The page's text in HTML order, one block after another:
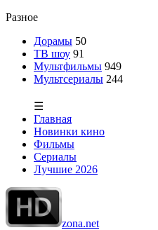
Разное
Дорамы 50
ТВ шоу 91
Мультфильмы 949
Мультсериалы 244
☰
Главная
Новинки кино
Фильмы
Сериалы
Лучшие 2026
zona.net